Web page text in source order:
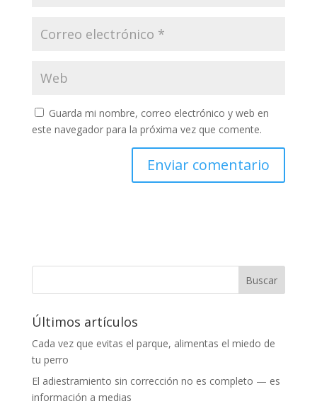
Guarda mi nombre, correo electrónico y web en
este navegador para la próxima vez que comente.
Últimos artículos
Cada vez que evitas el parque, alimentas el miedo de
tu perro
El adiestramiento sin corrección no es completo — es
información a medias